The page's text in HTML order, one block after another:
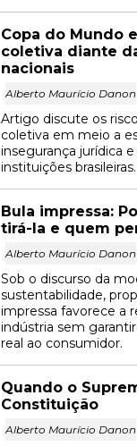
Copa do Mundo
coletiva diante
nacionais
Alberto Maurício Danon
Artigo discute os
coletiva em meio a
insegurança jurídica
instituições brasileiras.
Bula impressa:
tirá-la e quem
Alberto Maurício Danon
Sob o discurso da
sustentabilidade,
impressa favorece a
indústria sem
real ao consumidor.
Quando o
Constituição
Alberto Maurício Danon